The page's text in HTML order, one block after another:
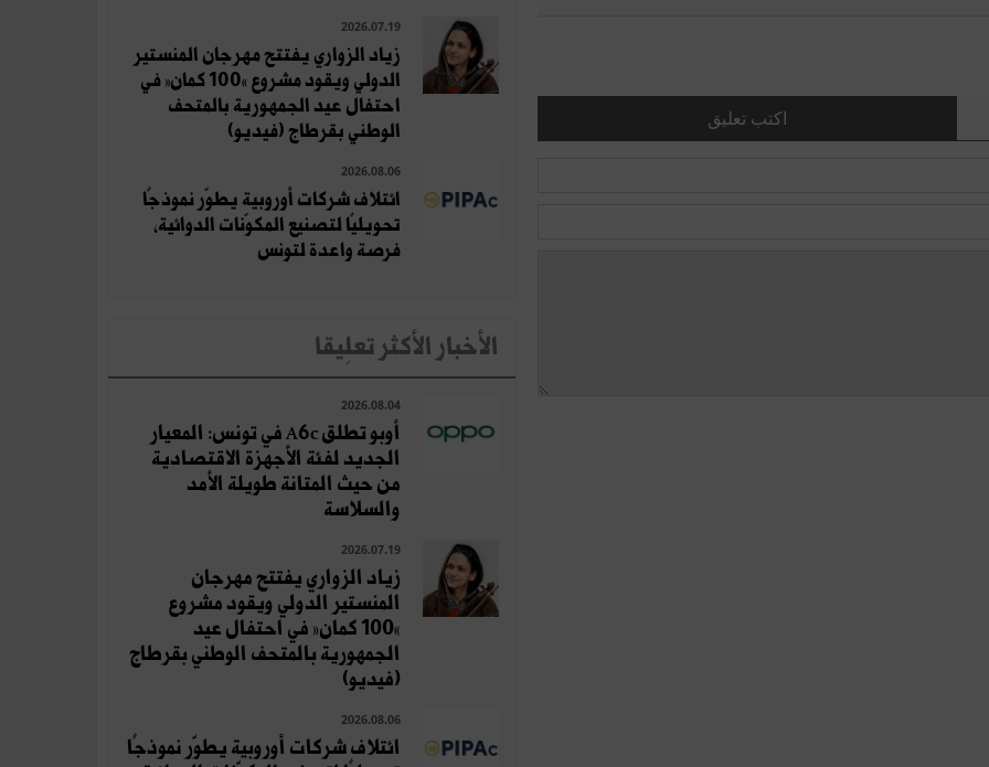
اكتب تعليق
2026.07.19
زياد الزواري يفتتح مهرجان المنستير
الدولي ويقود مشروع «100 كمان» في
احتفال عيد الجمهورية بالمتحف
الوطني بقرطاج (فيديو)
2026.08.06
ائتلاف شركات أوروبية يطوّر نموذجًا
تحويليًا لتصنيع المكوّنات الدوائية،
فرصة واعدة لتونس
الأخبار الأكثر تعلِيقا
2026.08.04
أوبو تطلق A6c في تونس: المعيار
الجديد لفئة الأجهزة الاقتصادية
من حيث المتانة طويلة الأمد
والسلاسة
2026.07.19
زياد الزواري يفتتح مهرجان
المنستير الدولي ويقود مشروع
«100 كمان» في احتفال عيد
الجمهورية بالمتحف الوطني بقرطاج
(فيديو)
2026.08.06
ائتلاف شركات أوروبية يطوّر نموذجًا